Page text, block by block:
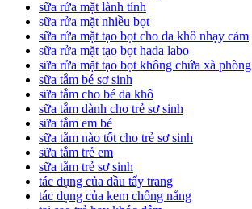
sữa rửa mặt lành tính
sữa rửa mặt nhiều bọt
sữa rửa mặt tạo bọt cho da khô nhạy cảm
sữa rửa mặt tạo bọt hada labo
sữa rửa mặt tạo bọt không chứa xà phòng
sữa tắm bé sơ sinh
sữa tắm cho bé da khô
sữa tắm dành cho trẻ sơ sinh
sữa tắm em bé
sữa tắm nào tốt cho trẻ sơ sinh
sữa tắm trẻ em
sữa tắm trẻ sơ sinh
tác dụng của dầu tẩy trang
tác dụng của kem chống nắng